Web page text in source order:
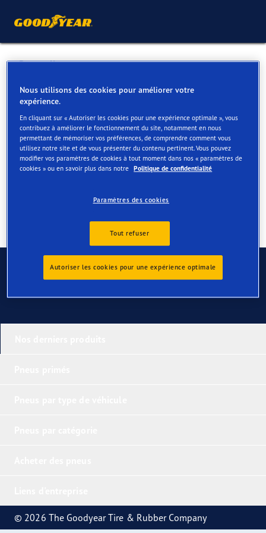
Retour liste
VAN DAMME MOTORS NV
Services disponibles en ligne et en magasin
Contact Services
Contactez-nous
© 2026 The Goodyear Tire & Rubber Company
Nous utilisons des cookies pour améliorer votre
expérience.
En cliquant sur « Autoriser les cookies pour une expérience optimale », vous
contribuez à améliorer le fonctionnement du site, notamment en nous
permettant de mémoriser vos préférences, de comprendre comment vous
utilisez notre site et de vous présenter du contenu pertinent. Vous pouvez
modifier vos paramètres de cookies à tout moment dans nos « paramètres de
cookies » ou en savoir plus dans notre Politique de confidentialité
Paramètres des cookies
Tout refuser
Autoriser les cookies pour une expérience optimale